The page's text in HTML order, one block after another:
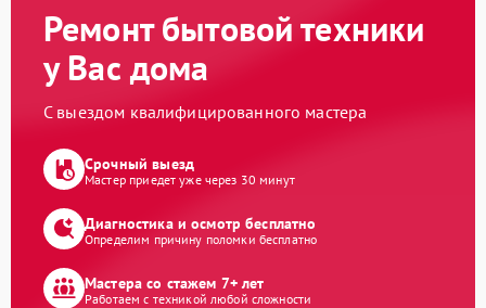
Ремонт бытовой техники
у Вас дома
С выездом квалифицированного мастера
Срочный выезд
Мастер приедет уже через 30 минут
Диагностика и осмотр бесплатно
Определим причину поломки бесплатно
Мастера со стажем 7+ лет
Работаем с техникой любой сложности